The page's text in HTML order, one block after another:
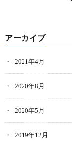
アーカイブ
2021年4月
2020年8月
2020年5月
2019年12月